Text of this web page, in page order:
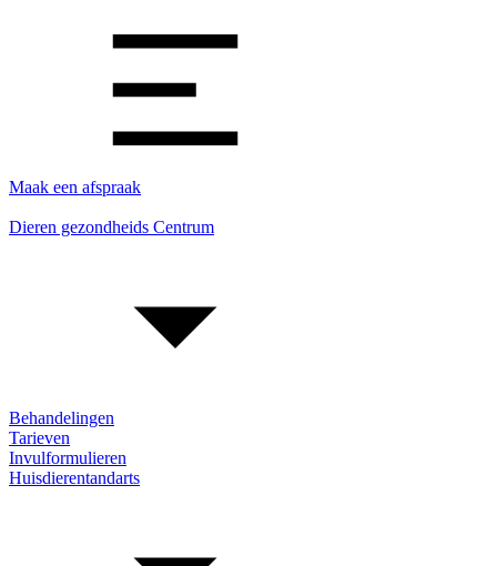
Maak een afspraak
Dieren gezondheids Centrum
Behandelingen
Tarieven
Invulformulieren
Huisdierentandarts